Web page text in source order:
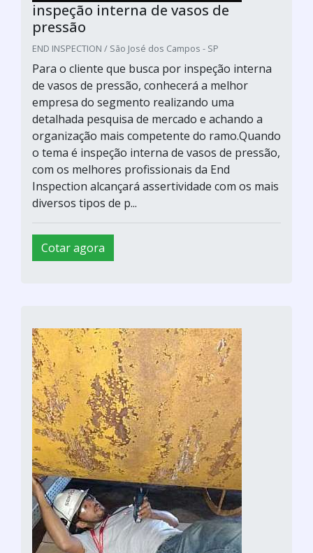
inspeção interna de vasos de
pressão
END INSPECTION / São José dos Campos - SP
Para o cliente que busca por inspeção interna
de vasos de pressão, conhecerá a melhor
empresa do segmento realizando uma
detalhada pesquisa de mercado e achando a
organização mais competente do ramo.Quando
o tema é inspeção interna de vasos de pressão,
com os melhores profissionais da End
Inspection alcançará assertividade com os mais
diversos tipos de p...
Cotar agora